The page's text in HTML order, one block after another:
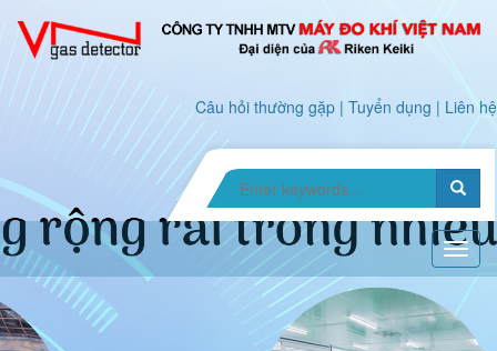
Câu hỏi thường gặp | Tuyển dụng | Liên hệ